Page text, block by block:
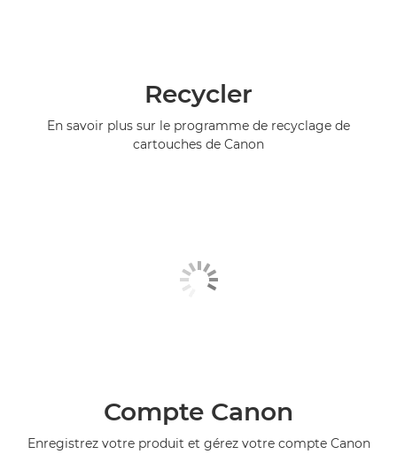
Recycler
En savoir plus sur le programme de recyclage de
cartouches de Canon
Compte Canon
Enregistrez votre produit et gérez votre compte Canon